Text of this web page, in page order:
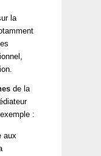
la
de la
:
aux